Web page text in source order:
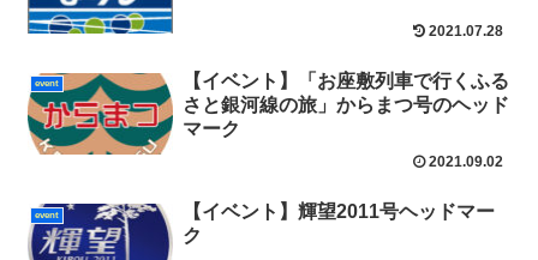
2021.07.28
event
【イベント】「お座敷列車で行くふる
さと銀河線の旅」からまつ号のヘッド
マーク
2021.09.02
event
【イベント】輝望2011号ヘッドマー
ク